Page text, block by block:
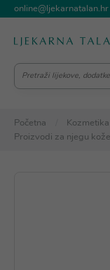
online@ljekarnatalan.hr
Početna Kozmetika
Proizvodi za njegu kože